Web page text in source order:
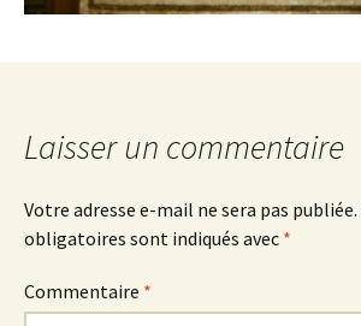
Laisser un commentaire
Votre adresse e-mail ne sera pas publiée.
obligatoires sont indiqués avec *
Commentaire *